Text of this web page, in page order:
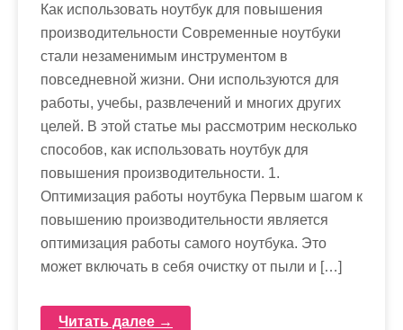
Как использовать ноутбук для повышения
производительности Современные ноутбуки
стали незаменимым инструментом в
повседневной жизни. Они используются для
работы, учебы, развлечений и многих других
целей. В этой статье мы рассмотрим несколько
способов, как использовать ноутбук для
повышения производительности. 1.
Оптимизация работы ноутбука Первым шагом к
повышению производительности является
оптимизация работы самого ноутбука. Это
может включать в себя очистку от пыли и […]
Читать далее →